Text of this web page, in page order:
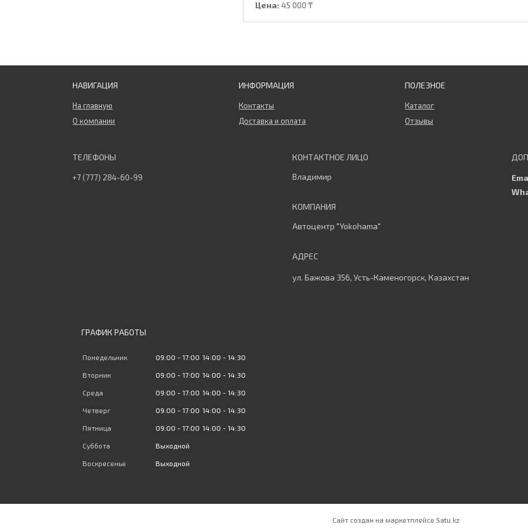
Цена: 45 000 ₸
НАВИГАЦИЯ
На главную
О компании
ИНФОРМАЦИЯ
Контакты
Доставка и оплата
ПОЛЕЗНОЕ
Каталог
Отзывы
+7 (777) 284-60-99 Владимир
Автоцентр "Yokohama"
ул. Бажова 356, Усть-Каменогорск, Казахстан
ГРАФИК РАБОТЫ
Понедельник 09:00 17:00 14:00 14:30
Вторник 09:00 17:00 14:00 14:30
Среда 09:00 17:00 14:00 14:30
Четверг 09:00 17:00 14:00 14:30
Пятница 09:00 17:00 14:00 14:30
Суббота Выходной
Воскресенье Выходной
Сайт создан на маркетплейсе Satu.kz